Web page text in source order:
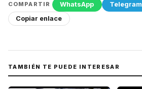
COMPARTIR WhatsApp Telegram
Copiar enlace
TAMBIÉN TE PUEDE INTERESAR